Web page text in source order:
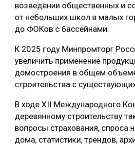
возведении общественных и
от небольших школ в малых
до ФОКов с бассейнами.
К 2025 году Минпромторг
увеличить применение
домостроения в общем
строительства с
В ходе ХII Международного
деревянному строительству
вопросы страхования, спроса
дома, статистики, трендов,